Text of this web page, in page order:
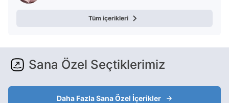
Tüm içerikleri
Sana Özel Seçtiklerimiz
Daha Fazla Sana Özel İçerikler